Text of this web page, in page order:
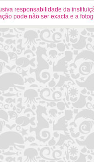
responsabilidade da
pode não ser exacta e a